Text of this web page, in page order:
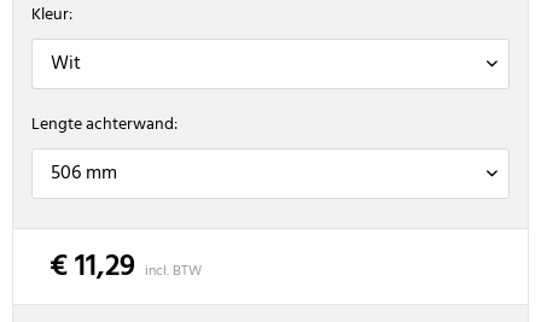
Kleur:
Lengte achterwand:
€ 11,29 incl. BTW